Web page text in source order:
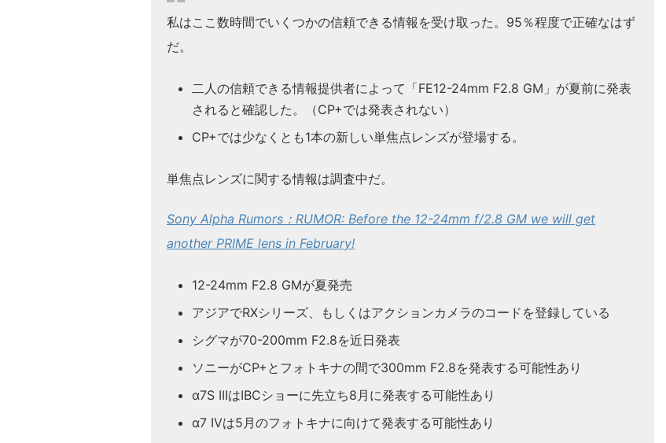
私はここ数時間でいくつかの信頼できる情報を受け取った。95％程度で正確なはず
だ。
二人の信頼できる情報提供者によって「FE12-24mm F2.8 GM」が夏前に発表
されると確認した。（CP+では発表されない）
CP+では少なくとも1本の新しい単焦点レンズが登場する。
単焦点レンズに関する情報は調査中だ。
Sony Alpha Rumors：RUMOR: Before the 12-24mm f/2.8 GM we will get
another PRIME lens in February!
12-24mm F2.8 GMが夏発売
アジアでRXシリーズ、もしくはアクションカメラのコードを登録している
シグマが70-200mm F2.8を近日発表
ソニーがCP+とフォトキナの間で300mm F2.8を発表する可能性あり
α7S IIIはIBCショーに先立ち8月に発表する可能性あり
α7 IVは5月のフォトキナに向けて発表する可能性あり